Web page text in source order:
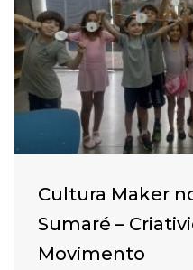
Cultura Maker
Sumaré –
Movimento